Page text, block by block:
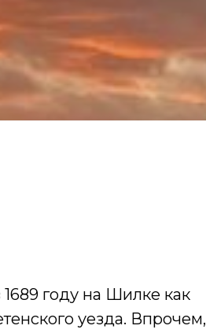
году на Шилке как
уезда. Впрочем,